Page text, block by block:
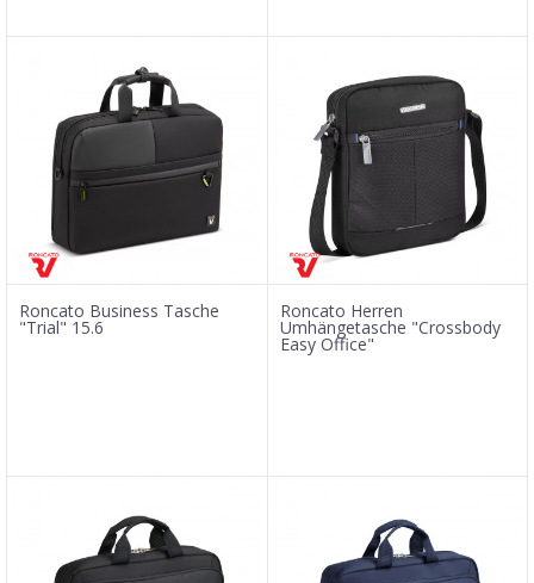
Roncato Business Tasche
"Trial" 15.6
Roncato Herren
Umhängetasche "Crossbody
Easy Office"